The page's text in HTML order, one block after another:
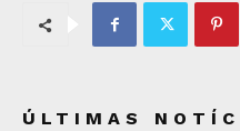
ÚLTIMAS